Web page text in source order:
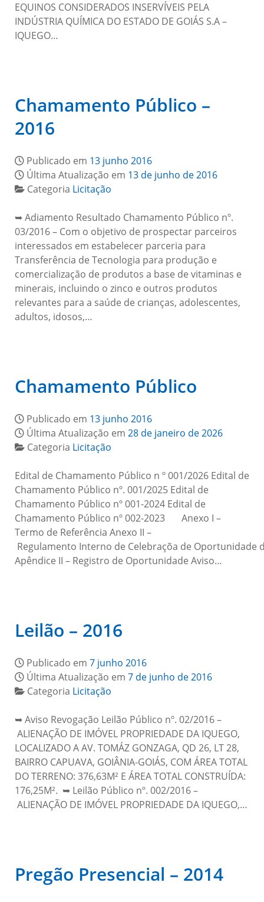
EQUINOS CONSIDERADOS INSERVÍVEIS PELA
INDÚSTRIA QUÍMICA DO ESTADO DE GOIÁS S.A –
IQUEGO…
Chamamento Público –
2016
Publicado em 13 junho 2016
Última Atualização em 13 de junho de 2016
Categoria Licitação
➥ Adiamento Resultado Chamamento Público nº.
03/2016 – Com o objetivo de prospectar parceiros
interessados em estabelecer parceria para
Transferência de Tecnologia para produção e
comercialização de produtos a base de vitaminas e
minerais, incluindo o zinco e outros produtos
relevantes para a saúde de crianças, adolescentes,
adultos, idosos,…
Chamamento Público
Publicado em 13 junho 2016
Última Atualização em 28 de janeiro de 2026
Categoria Licitação
Edital de Chamamento Público n º 001/2026 Edital de
Chamamento Público nº. 001/2025 Edital de
Chamamento Público nº 001-2024 Edital de
Chamamento Público nº 002-2023 Anexo I –
Termo de Referência Anexo II –
Regulamento Interno de Celebraçõa de Oportunidade
Apêndice II – Registro de Oportunidade Aviso…
Leilão – 2016
Publicado em 7 junho 2016
Última Atualização em 7 de junho de 2016
Categoria Licitação
➥ Aviso Revogação Leilão Público nº. 02/2016 –
ALIENAÇÃO DE IMÓVEL PROPRIEDADE DA IQUEGO,
LOCALIZADO A AV. TOMÁZ GONZAGA, QD 26, LT 28,
BAIRRO CAPUAVA, GOIÂNIA-GOIÁS, COM ÁREA TOTAL
DO TERRENO: 376,63M² E ÁREA TOTAL CONSTRUÍDA:
176,25M². ➥ Leilão Público nº. 002/2016 –
ALIENAÇÃO DE IMÓVEL PROPRIEDADE DA IQUEGO,…
Pregão Presencial – 2014